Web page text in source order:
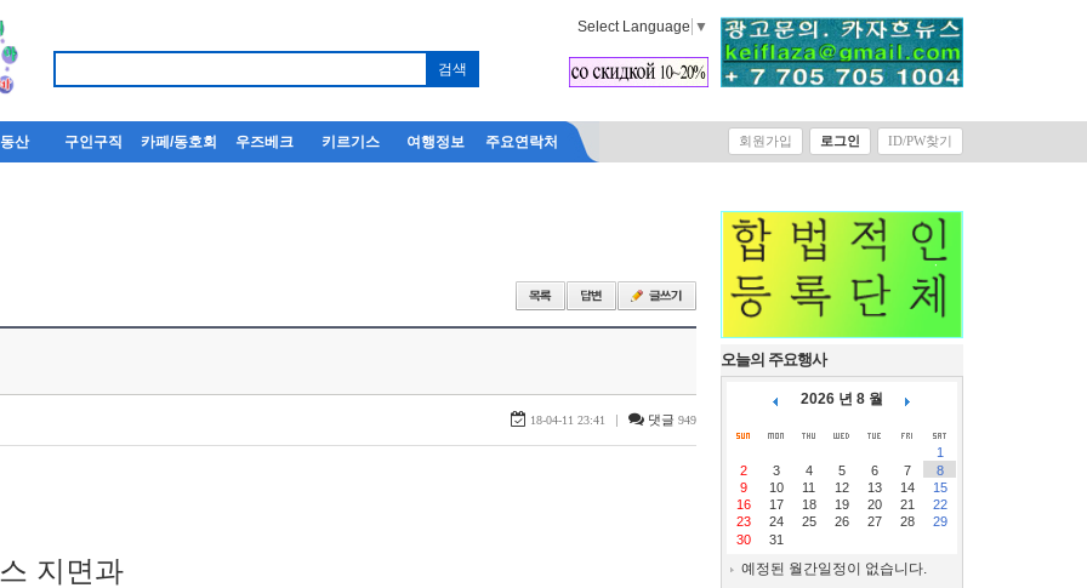
Select Language ▼
산 구인구직 카페/동호회 우즈베크 키르기스 여행정보 주요연락처 회원가입 로그인 ID/PW찾기
18-04-11 23:41 | 댓글 949
지면과
오늘의 주요행사
2026 년 8 월
1
2
3 4 5 6 7
8
9
10 11 12 13 14
15
16
17 18 19 20 21
22
23
24 25 26 27 28
29
30
31
예정된 월간일정이 없습니다.